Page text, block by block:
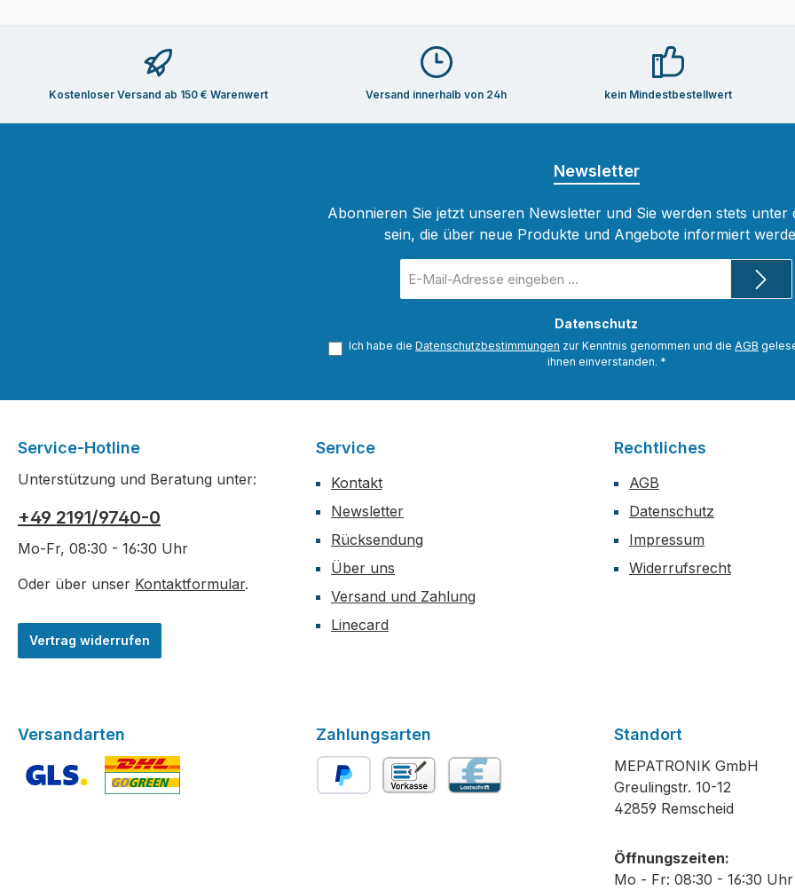
Kostenloser Versand ab 150 € Warenwert Versand innerhalb von 24h kein Mindestbestellwert
Newsletter
Abonnieren Sie jetzt unseren Newsletter und Sie werden stets unter
sein, die über neue Produkte und Angebote informiert
Mail-
Datenschutz
Ich habe die Datenschutzbestimmungen zur Kenntnis genommen und die AGB
ihnen einverstanden. *
Service-Hotline
Unterstützung und Beratung unter:
+49 2191/9740-0
Mo-Fr, 08:30 - 16:30 Uhr
Oder über unser Kontaktformular.
Vertrag widerrufen
Service
Kontakt
Newsletter
Rücksendung
Über uns
Versand und Zahlung
Linecard
Rechtliches
AGB
Datenschutz
Impressum
Widerrufsrecht
Versandarten Zahlungsarten Standort
MEPATRONIK GmbH
Greulingstr. 10-12
42859 Remscheid
Öffnungszeiten:
Mo - Fr: 08:30 - 16:30 Uhr